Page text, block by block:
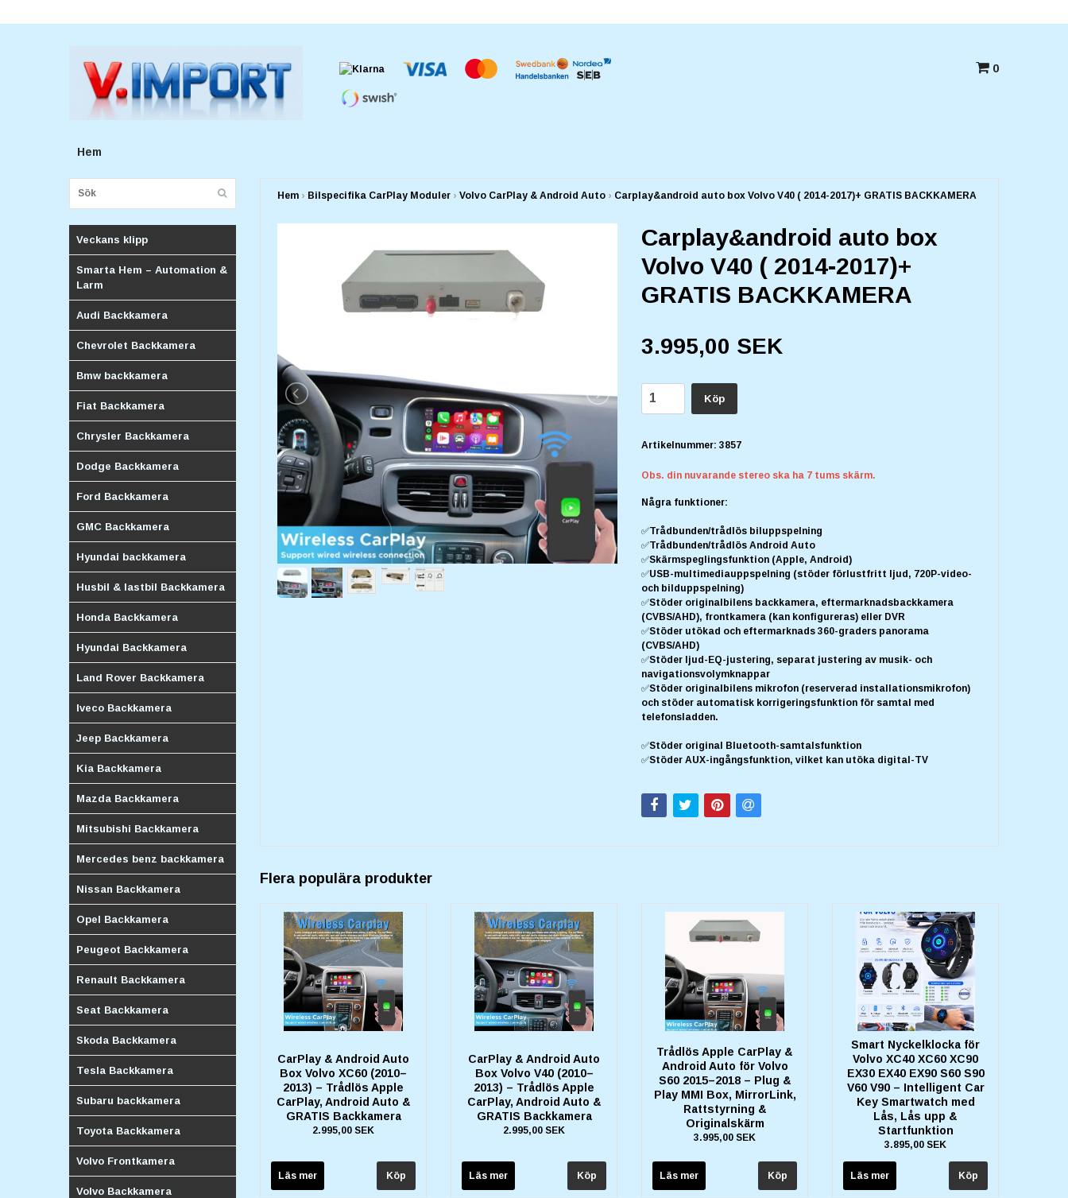
0
Hem
Veckans klipp
Smarta Hem – Automation &
Larm
Audi Backkamera
Chevrolet Backkamera
Bmw backkamera
Fiat Backkamera
Chrysler Backkamera
Dodge Backkamera
Ford Backkamera
GMC Backkamera
Hyundai backkamera
Husbil & lastbil Backkamera
Honda Backkamera
Hyundai Backkamera
Land Rover Backkamera
Iveco Backkamera
Jeep Backkamera
Kia Backkamera
Mazda Backkamera
Mitsubishi Backkamera
Mercedes benz backkamera
Nissan Backkamera
Opel Backkamera
Peugeot Backkamera
Renault Backkamera
Seat Backkamera
Skoda Backkamera
Tesla Backkamera
Subaru backkamera
Toyota Backkamera
Volvo Frontkamera
Volvo Backkamera
Hem › Bilspecifika CarPlay Moduler › Volvo CarPlay & Android Auto › Carplay&android auto box Volvo V40 ( 2014-2017)+ GRATIS BACKKAMERA
Carplay&android auto box
Volvo V40 ( 2014-2017)+
GRATIS BACKKAMERA
3.995,00 SEK
Köp
Artikelnummer: 3857
Obs. din nuvarande stereo ska ha 7 tums skärm.
Några funktioner:
✅Trådbunden/trådlös biluppspelning
✅Trådbunden/trådlös Android Auto
✅Skärmspeglingsfunktion (Apple, Android)
✅USB-multimediauppspelning (stöder förlustfritt ljud, 720P-video-
och bilduppspelning)
✅Stöder originalbilens backkamera, eftermarknadsbackkamera
(CVBS/AHD), frontkamera (kan konfigureras) eller DVR
✅Stöder utökad och eftermarknads 360-graders panorama
(CVBS/AHD)
✅Stöder ljud-EQ-justering, separat justering av musik- och
navigationsvolymknappar
✅Stöder originalbilens mikrofon (reserverad installationsmikrofon)
och stöder automatisk korrigeringsfunktion för samtal med
telefonsladden.
✅Stöder original Bluetooth-samtalsfunktion
✅Stöder AUX-ingångsfunktion, vilket kan utöka digital-TV
Flera populära produkter
CarPlay & Android Auto
Box Volvo XC60 (2010–
2013) – Trådlös Apple
CarPlay, Android Auto &
GRATIS Backkamera
2.995,00 SEK
Läs mer
CarPlay & Android Auto
Box Volvo V40 (2010–
2013) – Trådlös Apple
CarPlay, Android Auto &
GRATIS Backkamera
2.995,00 SEK
Läs mer
Trådlös Apple CarPlay &
Android Auto för Volvo
S60 2015–2018 – Plug &
Play MMI Box, MirrorLink,
Rattstyrning &
Originalskärm
3.995,00 SEK
Läs mer
Smart Nyckelklocka för
Volvo XC40 XC60 XC90
EX30 EX40 EX90 S60 S90
V60 V90 – Intelligent Car
Key Smartwatch med
Lås, Lås upp &
Startfunktion
3.895,00 SEK
Läs mer